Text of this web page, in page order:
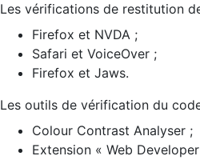
Les vérifications de restitution
Firefox et NVDA ;
Safari et VoiceOver ;
Firefox et Jaws.
Les outils de vérification du
Colour Contrast Analyser ;
Extension « Web